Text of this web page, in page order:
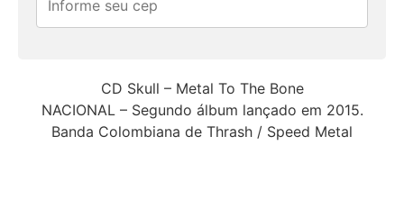
CD Skull – Metal To The Bone
NACIONAL – Segundo álbum lançado em 2015.
Banda Colombiana de Thrash / Speed Metal